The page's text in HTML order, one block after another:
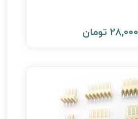
28,000 تومان